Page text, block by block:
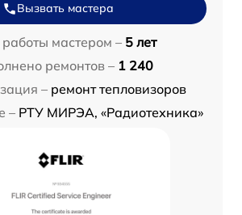
Вызвать мастера
мастером – 5 лет
ремонтов – 1 240
– ремонт тепловизоров
– РТУ МИРЭА, «Радиотехника»